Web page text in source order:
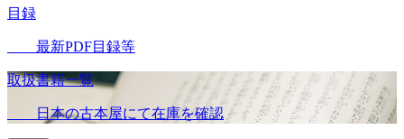
目録
最新PDF目録等
取扱書籍一覧
日本の古本屋にて在庫を確認